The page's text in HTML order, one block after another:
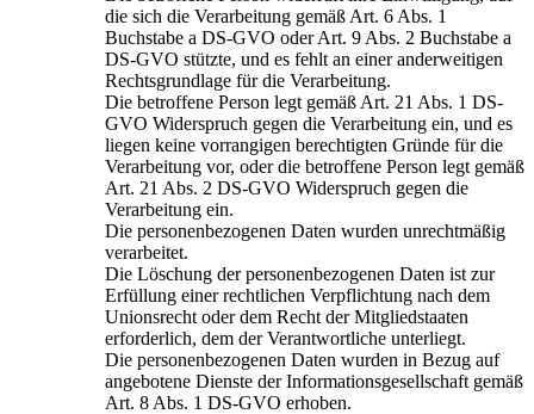
die sich die Verarbeitung gemäß Art. 6 Abs. 1
Buchstabe a DS-GVO oder Art. 9 Abs. 2 Buchstabe a
DS-GVO stützte, und es fehlt an einer anderweitigen
Rechtsgrundlage für die Verarbeitung.
Die betroffene Person legt gemäß Art. 21 Abs. 1 DS-
GVO Widerspruch gegen die Verarbeitung ein, und es
liegen keine vorrangigen berechtigten Gründe für die
Verarbeitung vor, oder die betroffene Person legt gemäß
Art. 21 Abs. 2 DS-GVO Widerspruch gegen die
Verarbeitung ein.
Die personenbezogenen Daten wurden unrechtmäßig
verarbeitet.
Die Löschung der personenbezogenen Daten ist zur
Erfüllung einer rechtlichen Verpflichtung nach dem
Unionsrecht oder dem Recht der Mitgliedstaaten
erforderlich, dem der Verantwortliche unterliegt.
Die personenbezogenen Daten wurden in Bezug auf
angebotene Dienste der Informationsgesellschaft gemäß
Art. 8 Abs. 1 DS-GVO erhoben.